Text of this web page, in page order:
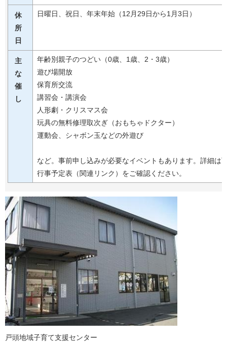
休
所
日
日曜日、祝日、年末年始（12月29日から1月3日）
主
な
催
し
年齢別親子のつどい（0歳、1歳、2・3歳）
遊び場開放
保育所交流
講習会・講演会
人形劇・クリスマス会
玩具の無料修理取次ぎ（おもちゃドクター）
運動会、シャボン玉などの外遊び
など。事前申し込みが必要なイベントもあります。詳細は
行事予定表（関連リンク）をご確認ください。
戸頭地域子育て支援センター